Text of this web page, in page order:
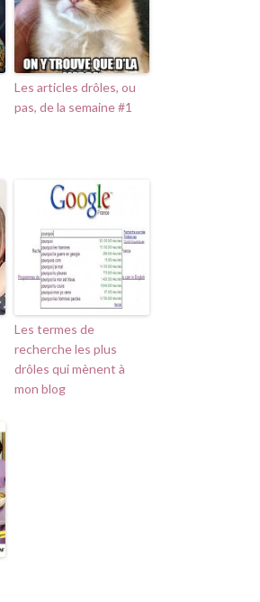
Les articles drôles, ou
pas, de la semaine #1
Les termes de
recherche les plus
drôles qui mènent à
mon blog